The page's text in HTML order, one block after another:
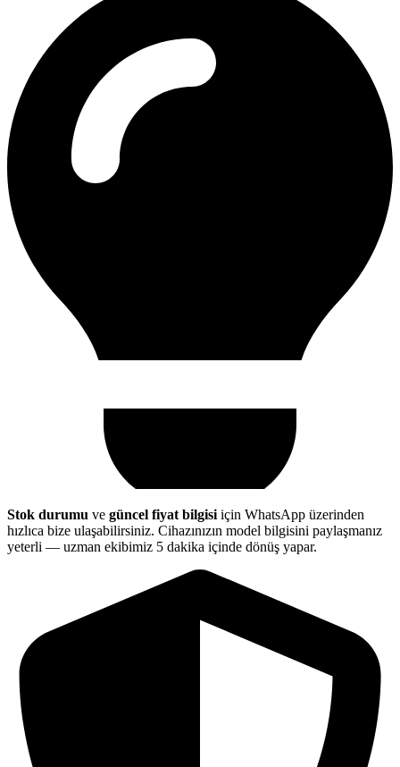
Stok durumu ve güncel fiyat bilgisi için WhatsApp üzerinden
hızlıca bize ulaşabilirsiniz. Cihazınızın model bilgisini paylaşmanız
yeterli — uzman ekibimiz 5 dakika içinde dönüş yapar.